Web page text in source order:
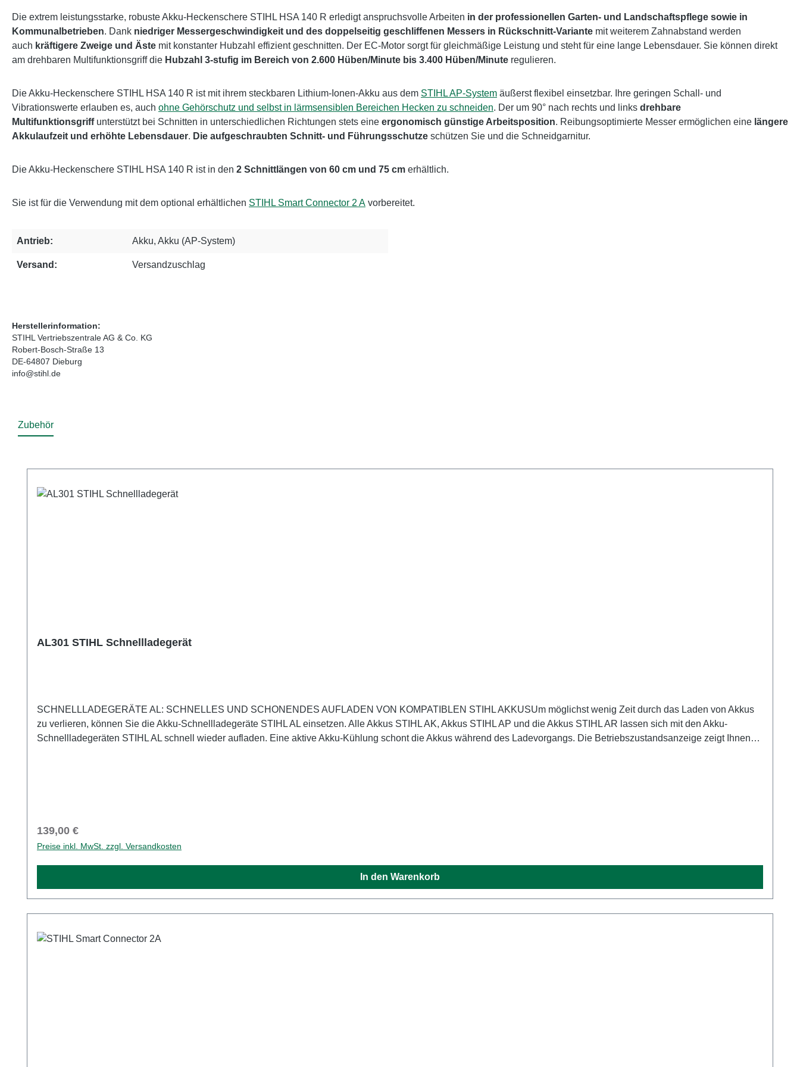
Die extrem leistungsstarke, robuste Akku-Heckenschere STIHL HSA 140 R erledigt anspruchsvolle Arbeiten in der professionellen Garten- und Landschaftspflege sowie in
Kommunalbetrieben. Dank niedriger Messergeschwindigkeit und des doppelseitig geschliffenen Messers in Rückschnitt-Variante mit weiterem Zahnabstand werden
auch kräftigere Zweige und Äste mit konstanter Hubzahl effizient geschnitten. Der EC-Motor sorgt für gleichmäßige Leistung und steht für eine lange Lebensdauer. Sie können direkt
am drehbaren Multifunktionsgriff die Hubzahl 3-stufig im Bereich von 2.600 Hüben/Minute bis 3.400 Hüben/Minute regulieren.
Die Akku-Heckenschere STIHL HSA 140 R ist mit ihrem steckbaren Lithium-Ionen-Akku aus dem STIHL AP-System äußerst flexibel einsetzbar. Ihre geringen Schall- und
Vibrationswerte erlauben es, auch ohne Gehörschutz und selbst in lärmsensiblen Bereichen Hecken zu schneiden. Der um 90° nach rechts und links drehbare
Multifunktionsgriffunterstützt bei Schnitten in unterschiedlichen Richtungen stets eine ergonomisch günstige Arbeitsposition. Reibungsoptimierte Messer ermöglichen eine längere
Akkulaufzeit und erhöhte Lebensdauer. Die aufgeschraubten Schnitt- und Führungsschutze schützen Sie und die Schneidgarnitur.
Die Akku-Heckenschere STIHL HSA 140 R ist in den 2 Schnittlängen von 60 cm und 75 cm erhältlich.
Sie ist für die Verwendung mit dem optional erhältlichen STIHL Smart Connector 2 A vorbereitet.
Antrieb: Akku, Akku (AP-System)
Versand: Versandzuschlag
Herstellerinformation:
STIHL Vertriebszentrale AG & Co. KG
Robert-Bosch-Straße 13
DE-64807 Dieburg
info@stihl.de
Zubehör
AL301 STIHL Schnellladegerät
SCHNELLLADEGERÄTE AL: SCHNELLES UND SCHONENDES AUFLADEN VON KOMPATIBLEN STIHL AKKUSUm möglichst wenig Zeit durch das Laden von Akkus
zu verlieren, können Sie die Akku-Schnellladegeräte STIHL AL einsetzen. Alle Akkus STIHL AK, Akkus STIHL AP und die Akkus STIHL AR lassen sich mit den Akku-
Schnellladegeräten STIHL AL schnell wieder aufladen. Eine aktive Akku-Kühlung schont die Akkus während des Ladevorgangs. Die Betriebszustandsanzeige zeigt Ihnen
Regulärer Preis:
139,00 €
Preise inkl. MwSt. zzgl. Versandkosten
In den Warenkorb